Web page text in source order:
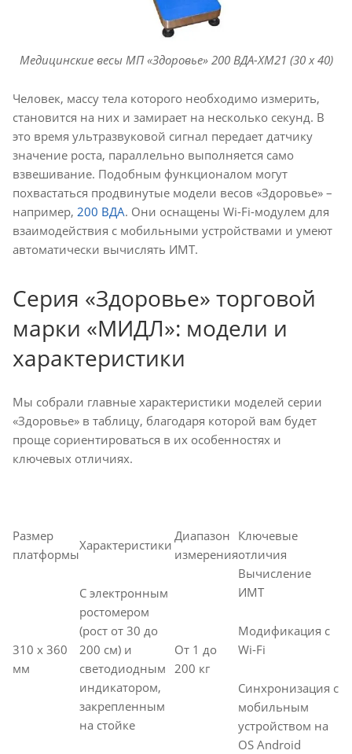
Медицинские весы МП «Здоровье» 200 ВДА-ХМ21 (30 х 40)
Человек, массу тела которого необходимо измерить,
становится на них и замирает на несколько секунд. В
это время ультразвуковой сигнал передает датчику
значение роста, параллельно выполняется само
взвешивание. Подобным функционалом могут
похвастаться продвинутые модели весов «Здоровье» –
например, 200 ВДА. Они оснащены Wi-Fi-модулем для
взаимодействия с мобильными устройствами и умеют
автоматически вычислять ИМТ.
Серия «Здоровье» торговой
марки «МИДЛ»: модели и
характеристики
Мы собрали главные характеристики моделей серии
«Здоровье» в таблицу, благодаря которой вам будет
проще сориентироваться в их особенностях и
ключевых отличиях.
Размер
платформы
Характеристики
Диапазон
измерения
Ключевые
отличия
310 х 360
мм
С электронным
ростомером
(рост от 30 до
200 см) и
светодиодным
индикатором,
закрепленным
на стойке
От 1 до
200 кг
Вычисление
ИМТ
Модификация с
Wi-Fi
Синхронизация с
мобильным
устройством на
OS Android